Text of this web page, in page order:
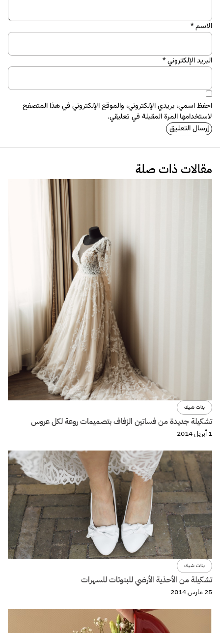
الاسم*
البريد الإلكتروني*
احفظ اسمي، بريدي الإلكتروني، والموقع الإلكتروني في هذا المتصفح
لاستخدامها المرة المقبلة في تعليقي.
مقالات ذات صلة
بنات شيك
تشكيلة جديدة من فساتين الزفاف بتصميمات روعة لكل عروس
1 أبريل 2014
بنات شيك
تشكيلة من الأحذية الأرضي للبنوتات للسهرات
25 مارس 2014